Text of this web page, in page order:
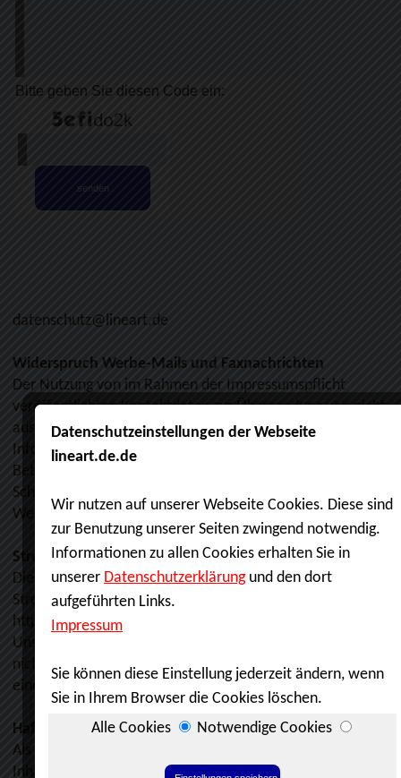
datenschutz@lineart.de
Widerspruch Werbe-Mails und Faxnachrichten
Der Nutzung von im Rahmen der Impressumspflicht
veröffentlichten Kontaktdaten zur Übersendung von nicht
ausdrücklich angeforderter Werbung und
Informationsmaterialien wird hiermit widersprochen. Die
Betreiber der Seiten behalten sich ausdrücklich rechtliche
Schritte im Falle der unverlangten Zusendung von
Werbeinformationen, etwa durch Spam-E-Mails, vor.
Streitschlichtung
Die Europäische Kommission stellt eine Plattform zur
Streitbeilegung (OS) bereit:
https://ec.europa.eu/consumers/odr.
Unsere E-Mail-Adresse finden Sie oben im Impressum. Wir
nicht bereit oder verpflichtet, an Streitbeilegungsverfahren
einer Verbraucherschlichtungsstelle teilzunehmen.
Haftung für Inhalte
Als Diensteanbieter sind wir gemäß § 7 Abs.1 TMG für
Inhalte auf diesen Seiten nach den allgemeinen Gesetzen